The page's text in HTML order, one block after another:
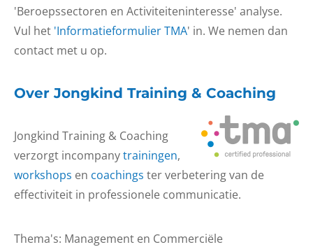
'Beroepssectoren en Activiteiteninteresse' analyse.
Vul het 'Informatieformulier TMA' in. We nemen dan
contact met u op.
Over Jongkind Training & Coaching
Jongkind Training & Coaching
verzorgt incompanytrainingen,
workshops en coachings ter verbetering van de
effectiviteit in professionele communicatie.
Thema's: Management en Commerciële